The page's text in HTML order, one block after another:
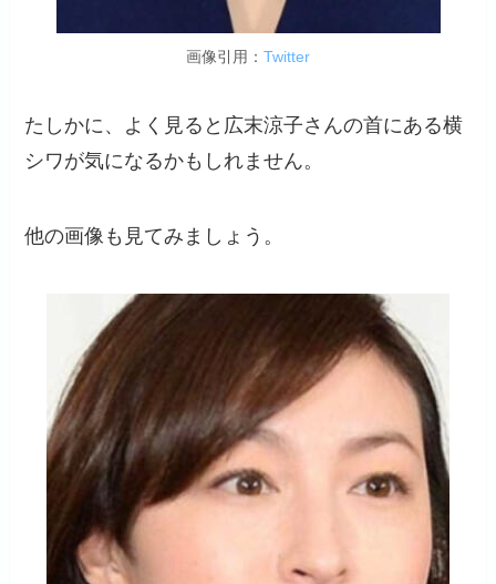
画像引用： Twitter
たしかに、よく見ると広末涼子さんの首にある横
シワが気になるかもしれません。
他の画像も見てみましょう。